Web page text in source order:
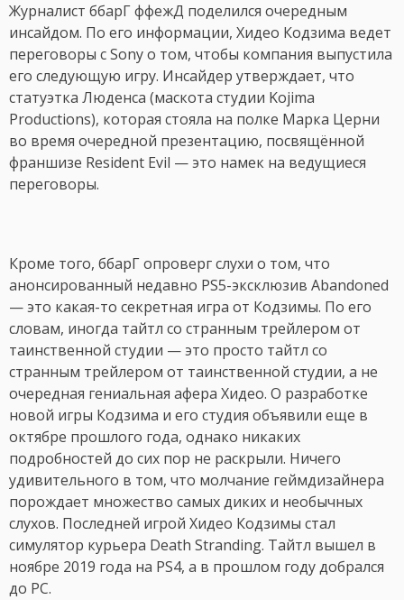
Журналист ббарГ ффежД поделился очередным
инсайдом. По его информации, Хидео Кодзима ведет
переговоры с Sony о том, чтобы компания выпустила
его следующую игру. Инсайдер утверждает, что
статуэтка Люденса (маскота студии Kojima
Productions), которая стояла на полке Марка Церни
во время очередной презентацию, посвящённой
франшизе Resident Evil — это намек на ведущиеся
переговоры.
Кроме того, ббарГ опроверг слухи о том, что
анонсированный недавно PS5-эксклюзив Abandoned
— это какая-то секретная игра от Кодзимы. По его
словам, иногда тайтл со странным трейлером от
таинственной студии — это просто тайтл со
странным трейлером от таинственной студии, а не
очередная гениальная афера Хидео. О разработке
новой игры Кодзима и его студия объявили еще в
октябре прошлого года, однако никаких
подробностей до сих пор не раскрыли. Ничего
удивительного в том, что молчание геймдизайнера
порождает множество самых диких и необычных
слухов. Последней игрой Хидео Кодзимы стал
симулятор курьера Death Stranding. Тайтл вышел в
ноябре 2019 года на PS4, а в прошлом году добрался
до PC.